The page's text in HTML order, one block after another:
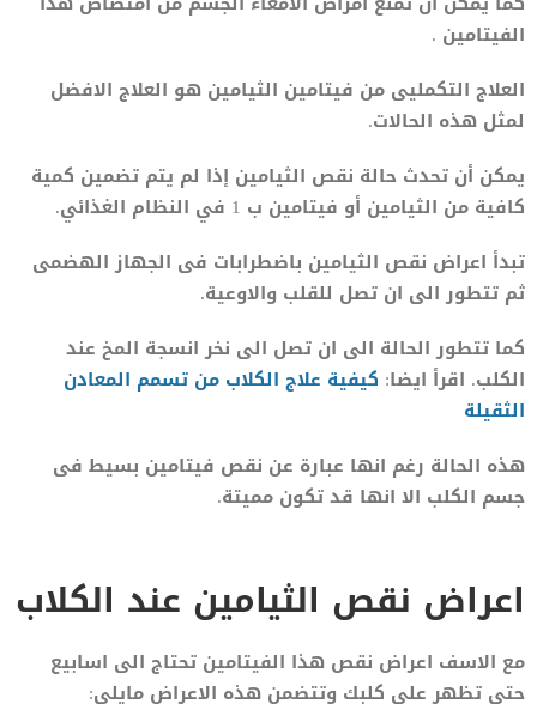
الفيتامين .
العلاج التكمليى من فيتامين الثيامين هو العلاج الافضل
لمثل هذه الحالات.
يمكن أن تحدث حالة نقص الثيامين إذا لم يتم تضمين كمية
كافية من الثيامين أو فيتامين ب 1 في النظام الغذائي.
تبدأ اعراض نقص الثيامين باضطرابات فى الجهاز الهضمى
ثم تتطور الى ان تصل للقلب والاوعية.
كما تتطور الحالة الى ان تصل الى نخر انسجة المخ عند
الكلب. اقرأ ايضا: كيفية علاج الكلاب من تسمم المعادن
الثقيلة
هذه الحالة رغم انها عبارة عن نقص فيتامين بسيط فى
جسم الكلب الا انها قد تكون مميتة.
اعراض نقص الثيامين عند الكلاب
مع الاسف اعراض نقص هذا الفيتامين تحتاج الى اسابيع
حتى تظهر على كلبك وتتضمن هذه الاعراض مايلى: